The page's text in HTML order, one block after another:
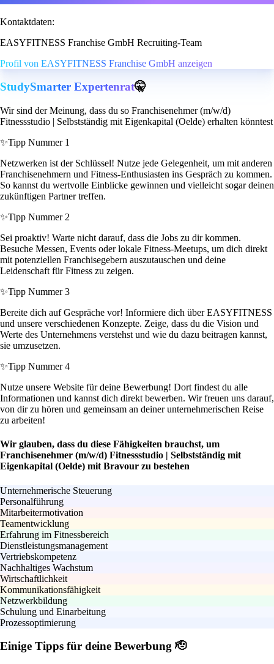
Kontaktdaten:
EASYFITNESS Franchise GmbH Recruiting-Team
Profil von EASYFITNESS Franchise GmbH anzeigen
StudySmarter Expertenrat🤫
Wir sind der Meinung, dass du so Franchisenehmer (m/w/d)
Fitnessstudio | Selbstständig mit Eigenkapital (Oelde) erhalten könntest
✨Tipp Nummer 1
Netzwerken ist der Schlüssel! Nutze jede Gelegenheit, um mit anderen
Franchisenehmern und Fitness-Enthusiasten ins Gespräch zu kommen.
So kannst du wertvolle Einblicke gewinnen und vielleicht sogar deinen
zukünftigen Partner treffen.
✨Tipp Nummer 2
Sei proaktiv! Warte nicht darauf, dass die Jobs zu dir kommen.
Besuche Messen, Events oder lokale Fitness-Meetups, um dich direkt
mit potenziellen Franchisegebern auszutauschen und deine
Leidenschaft für Fitness zu zeigen.
✨Tipp Nummer 3
Bereite dich auf Gespräche vor! Informiere dich über EASYFITNESS
und unsere verschiedenen Konzepte. Zeige, dass du die Vision und
Werte des Unternehmens verstehst und wie du dazu beitragen kannst,
sie umzusetzen.
✨Tipp Nummer 4
Nutze unsere Website für deine Bewerbung! Dort findest du alle
Informationen und kannst dich direkt bewerben. Wir freuen uns darauf,
von dir zu hören und gemeinsam an deiner unternehmerischen Reise
zu arbeiten!
Wir glauben, dass du diese Fähigkeiten brauchst, um
Franchisenehmer (m/w/d) Fitnessstudio | Selbstständig mit
Eigenkapital (Oelde) mit Bravour zu bestehen
Unternehmerische Steuerung
Personalführung
Mitarbeitermotivation
Teamentwicklung
Erfahrung im Fitnessbereich
Dienstleistungsmanagement
Vertriebskompetenz
Nachhaltiges Wachstum
Wirtschaftlichkeit
Kommunikationsfähigkeit
Netzwerkbildung
Schulung und Einarbeitung
Prozessoptimierung
Einige Tipps für deine Bewerbung 🫡